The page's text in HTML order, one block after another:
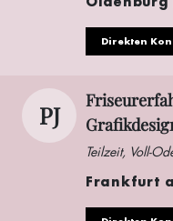
Direkten
PJ
Teilzeit, Voll-
Frankfurt